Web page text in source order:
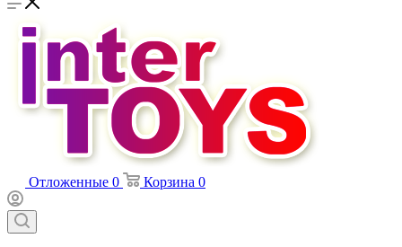
Отложенные 0 Корзина 0